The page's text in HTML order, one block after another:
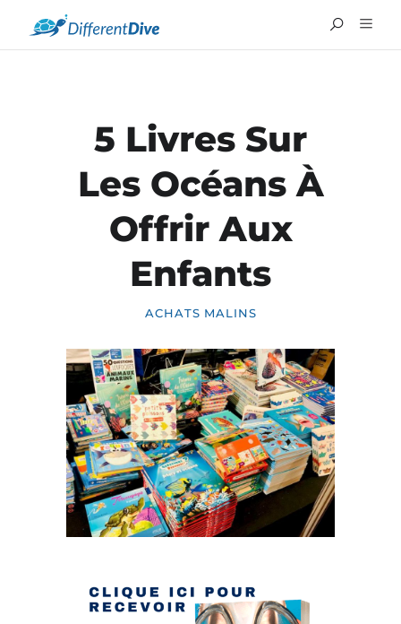
5 Livres Sur
Les Océans À
Offrir Aux
Enfants
ACHATS MALINS